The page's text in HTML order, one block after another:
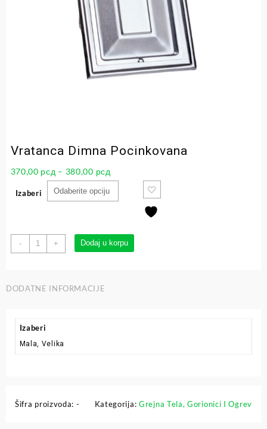
Vratanca Dimna Pocinkovana
370,00 рсд – 380,00 рсд
Izaberi
- + Dodaj u korpu
DODATNE INFORMACIJE
Izaberi
Mala, Velika
Šifra proizvoda: - Kategorija: Grejna Tela, Gorionici I Ogrev